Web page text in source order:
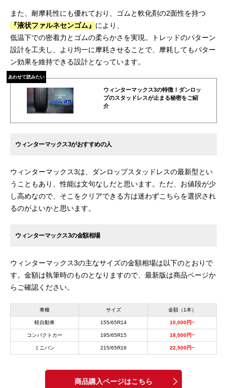
また、耐摩耗性にも優れており、ゴムと軟化剤の2面性を持つ
『液状ファルネセンゴム』 により、
低温下での密着力とゴムの柔らかさを実現。トレッドのパターン
設計を工夫し、より均一に摩耗させることで、摩耗してもパター
ン効果を維持できる設計となっています。
あわせて読みたい
ウィンターマックス3の特徴！ダンロッ
プのスタッドレスが止まる秘密をご紹
介
ウィンターマックス3がおすすめの人
ウィンターマックス3は、ダンロップスタッドレスの最新型とい
うこともあり、性能は文句なしだと思います。ただ、お値段が少
し高めなので、そこをクリアできる方は迷わずこちらを選択され
るのがよいかと思います。
ウィンターマックス3の金額相場
ウィンターマックス3の主なサイズの金額相場は以下のとおりで
す。金額は執筆時のものとなりますので、最新版は商品ページか
らご確認ください。
車種 サイズ 金額（1本）
軽自動車 155/65R14 10,000円~
コンパクトカー 195/65R15 18,000円~
ミニバン 215/65R16 22,500円~
商品購入ページはこちら